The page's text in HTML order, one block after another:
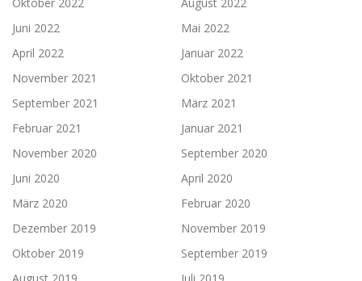
Oktober 2022
August 2022
Juni 2022
Mai 2022
April 2022
Januar 2022
November 2021
Oktober 2021
September 2021
März 2021
Februar 2021
Januar 2021
November 2020
September 2020
Juni 2020
April 2020
März 2020
Februar 2020
Dezember 2019
November 2019
Oktober 2019
September 2019